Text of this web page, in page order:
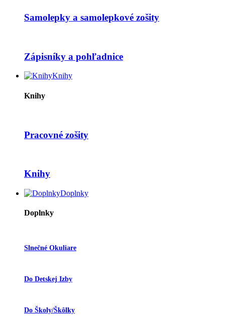
Samolepky a samolepkové zošity
Zápisníky a pohľadnice
Knihy
Knihy
Pracovné zošity
Knihy
Doplnky
Doplnky
Slnečné Okuliare
Do Detskej Izby
Do Školy/škôlky